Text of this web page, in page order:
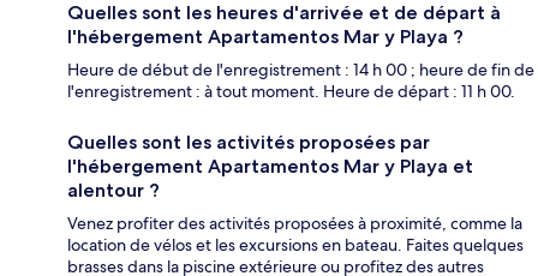
Quelles sont les heures d'arrivée et de départ à
l'hébergement Apartamentos Mar y Playa ?
Heure de début de l'enregistrement : 14 h 00 ; heure de fin de
l'enregistrement : à tout moment. Heure de départ : 11 h 00.
Quelles sont les activités proposées par
l'hébergement Apartamentos Mar y Playa et
alentour ?
Venez profiter des activités proposées à proximité, comme la
location de vélos et les excursions en bateau. Faites quelques
brasses dans la piscine extérieure ou profitez des autres